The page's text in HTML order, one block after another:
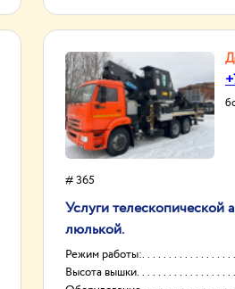
# 365
Услуги телескопической
люлькой.
Режим работы:
Высота вышки